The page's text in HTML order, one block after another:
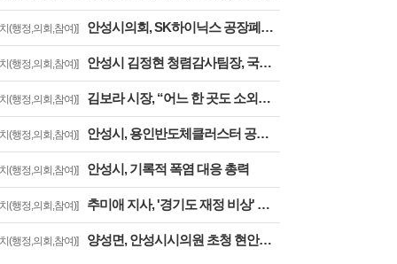
(행정,의회,참여)] 안성시의회, SK하이닉스 공장폐수 고삼호수 직방류 결사반대 결의대회 참석
(행정,의회,참여)] 안성시 김정현 청렴감사팀장, 국민권익위 ‘청렴교육 전문강사’ 최종 합격
(행정,의회,참여)] 김보라 시장, “어느 한 곳도 소외되지 않는 지역균형발전 이룰 것”
(행정,의회,참여)] 안성시, 용인반도체클러스터 공업용수 방류 계획 '제동'.. "안전대책 없는 시운전 안 된다"…용인시에 공식 보류 요청
(행정,의회,참여)] 안성시, 기록적 폭염 대응 총력
(행정,의회,참여)] 추미애 지사, '경기도 재정 비상' 공식 선언
(행정,의회,참여)] 양성면, 안성시시의원 초청 현안사업 보고회